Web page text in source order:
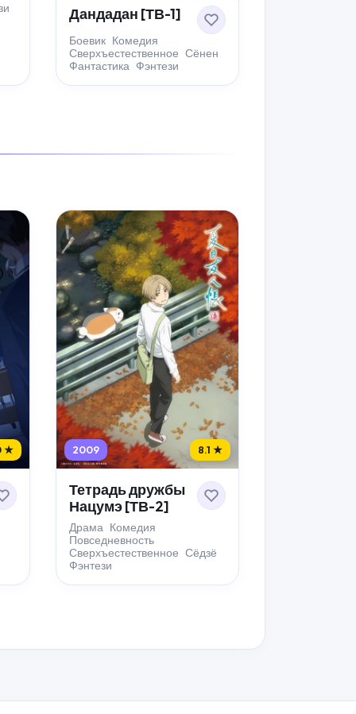
Дандадан [ТВ-1]
Боевик Комедия
Сверхъестественное Сёнен
Фантастика Фэнтези
★ 2009 8.1 ★
Тетрадь дружбы
Нацумэ [ТВ-2]
Драма Комедия
Повседневность
Сверхъестественное Сёдзё
Фэнтези